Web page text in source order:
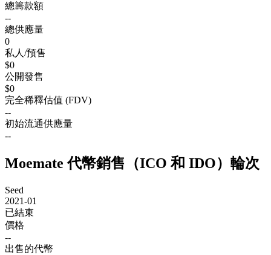
總籌款額
--
總供應量
0
私人/預售
$0
公開發售
$0
完全稀釋估值 (FDV)
--
初始流通供應量
--
Moemate 代幣銷售（ICO 和 IDO）輪次
Seed
2021-01
已結束
價格
--
出售的代幣